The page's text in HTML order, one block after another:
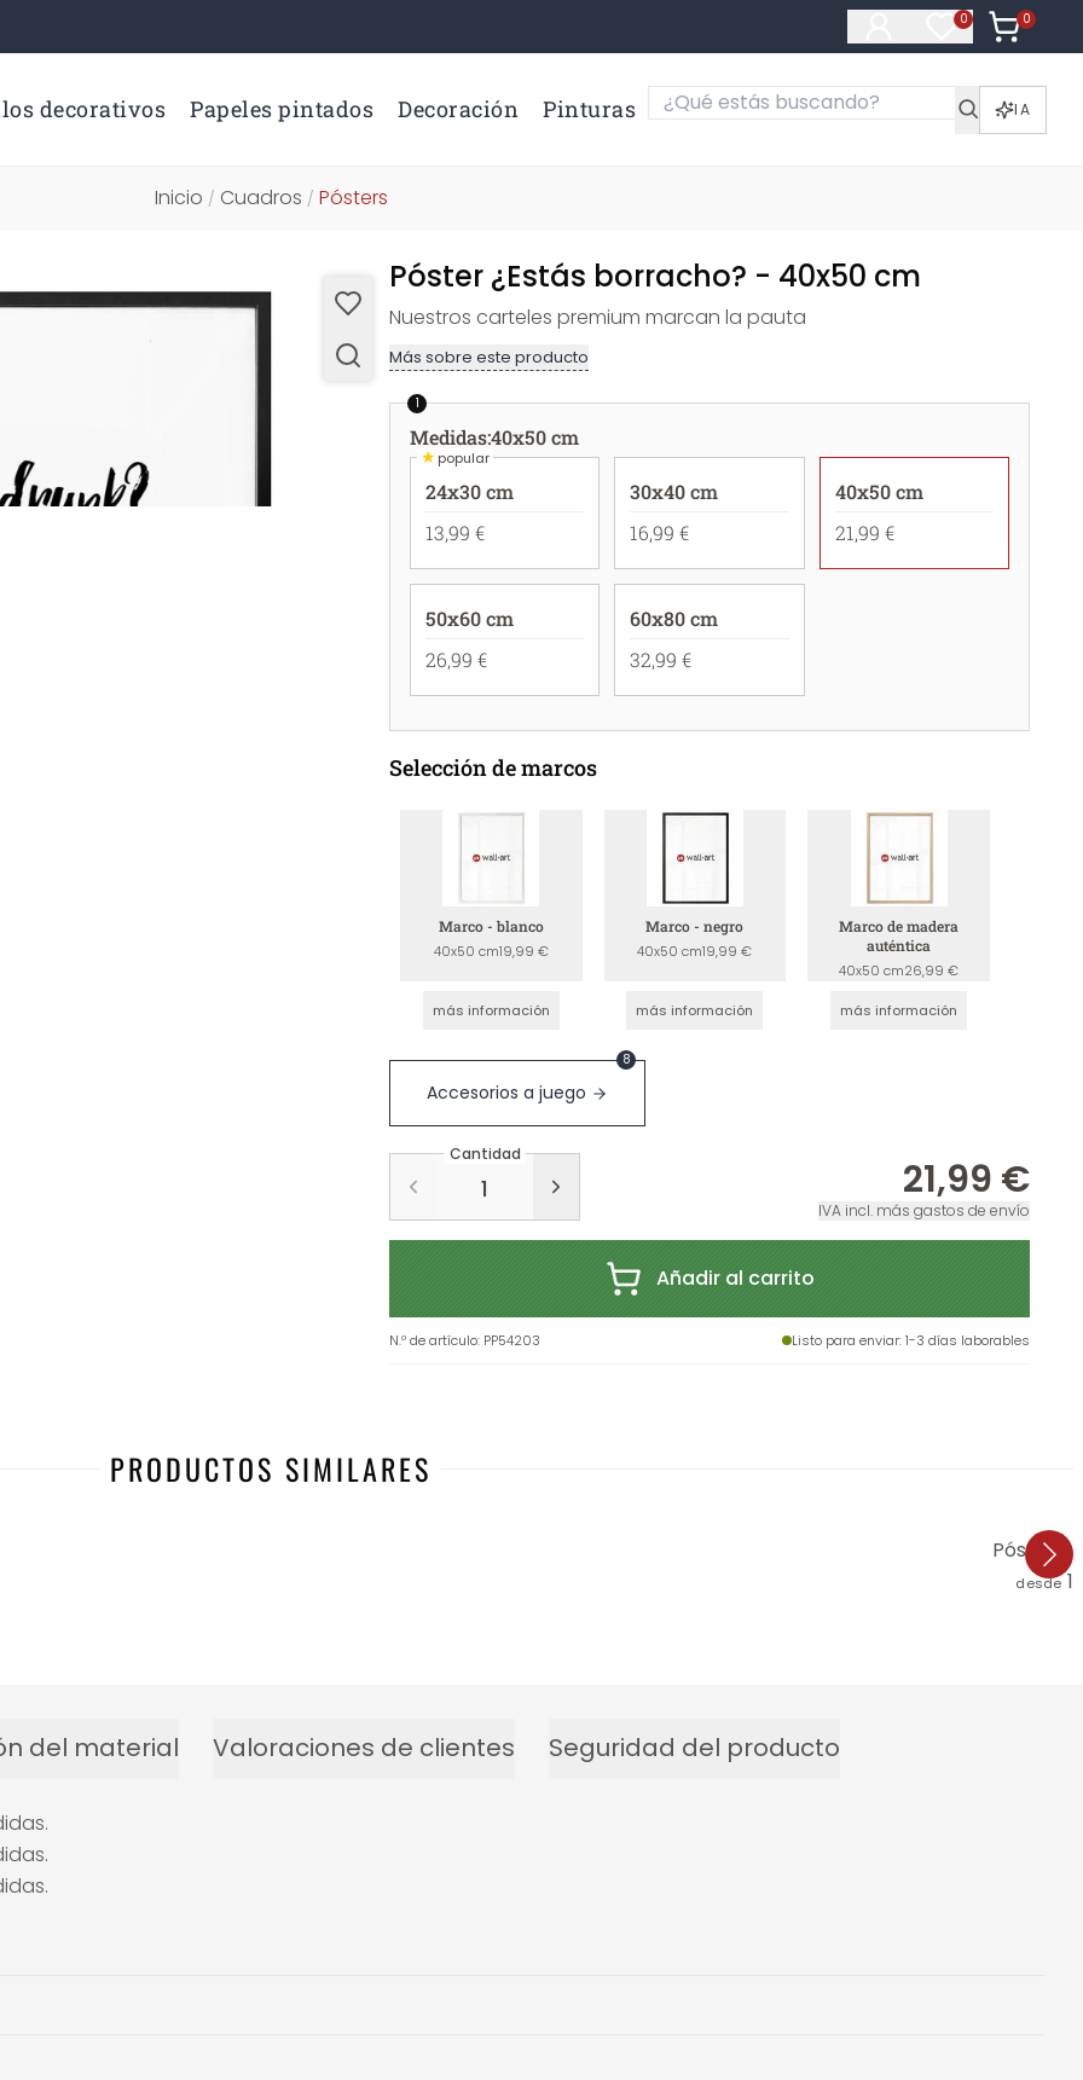
0
Artículos en
0
Artículos
decorativos Papeles pintados Decoración Pinturas IA
Inicio / Cuadros / Pósters
Póster ¿Estás borracho? - 40x50 cm
Nuestros carteles premium marcan la pauta
Más sobre este producto
1
Medidas:40x50 cm
★popular
24x30 cm
13,99 €
30x40 cm
16,99 €
40x50 cm
21,99 €
50x60 cm
26,99 €
60x80 cm
32,99 €
Selección de marcos
Marco - blanco
40x50 cm19,99 €
más información
Marco - negro
40x50 cm19,99 €
más información
Marco de madera
auténtica
40x50 cm26,99 €
más información
Accesorios a juego
8
Cantidad
21,99 €
IVA incl. más gastos de envío
Añadir al carrito
N.º de artículo: PP54203 Listo para enviar: 1-3 días laborables
PRODUCTOS SIMILARES
Póster
desde
del material Valoraciones de clientes Seguridad del producto